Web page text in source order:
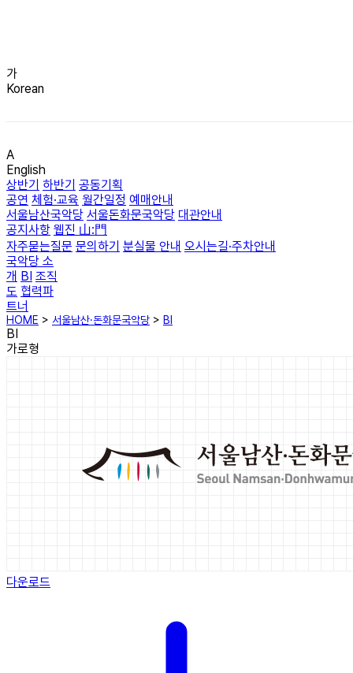
가
Korean
A
English
상반기 하반기 공동기획
공연 체험·교육 월간일정 예매안내
서울남산국악당 서울돈화문국악당 대관안내
공지사항 웹진 山:門
자주묻는질문 문의하기 분실물 안내 오시는길·주차안내
국악당 소
개 BI 조직
도 협력파
트너
HOME > 서울남산·돈화문국악당 > BI
BI
가로형
다운로드